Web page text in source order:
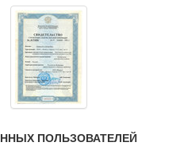
ПОЛЬЗОВАТЕЛЕЙ